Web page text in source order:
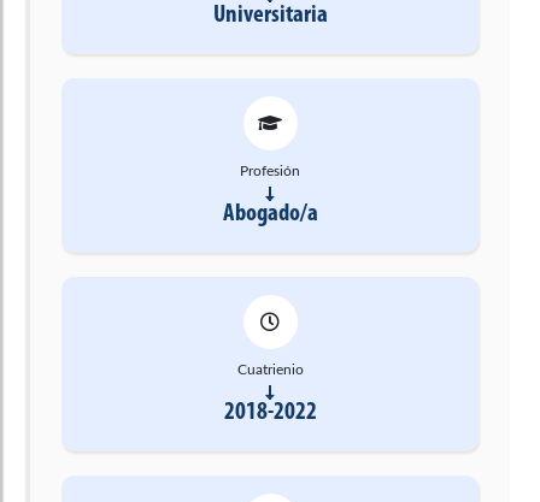
Universitaria
Profesión
Abogado/a
Cuatrienio
2018-2022